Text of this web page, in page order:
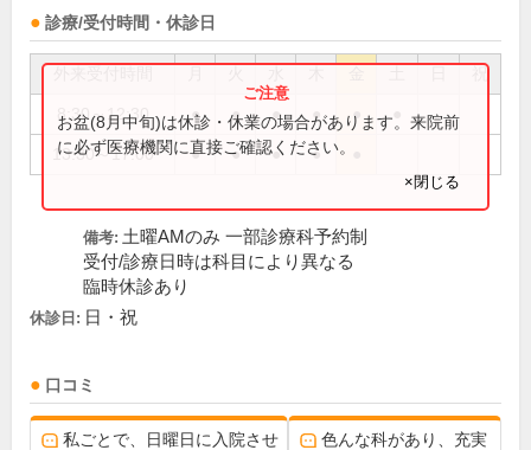
診療/受付時間・休診日
祝
8:30～12:30 ● ● ● ● ●
13:30～17:00 ● ● ● ●
お盆(8月中旬)は休診・休業の場合があります。来院前
に必ず医療機関に直接ご確認ください。
×閉じる
備考: 土曜AMのみ 一部診療科予約制
受付/診療日時は科目により異なる
臨時休診あり
休診日: 日・祝
口コミ
私ごとで、日曜日に入院させ
色んな科があり、充実